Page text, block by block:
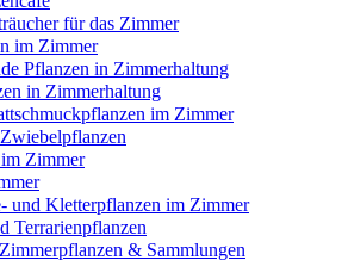
für das Zimmer
im Zimmer
Pflanzen in Zimmerhaltung
in Zimmerhaltung
im Zimmer
Zimmer
Kletterpflanzen im Zimmer
& Sammlungen